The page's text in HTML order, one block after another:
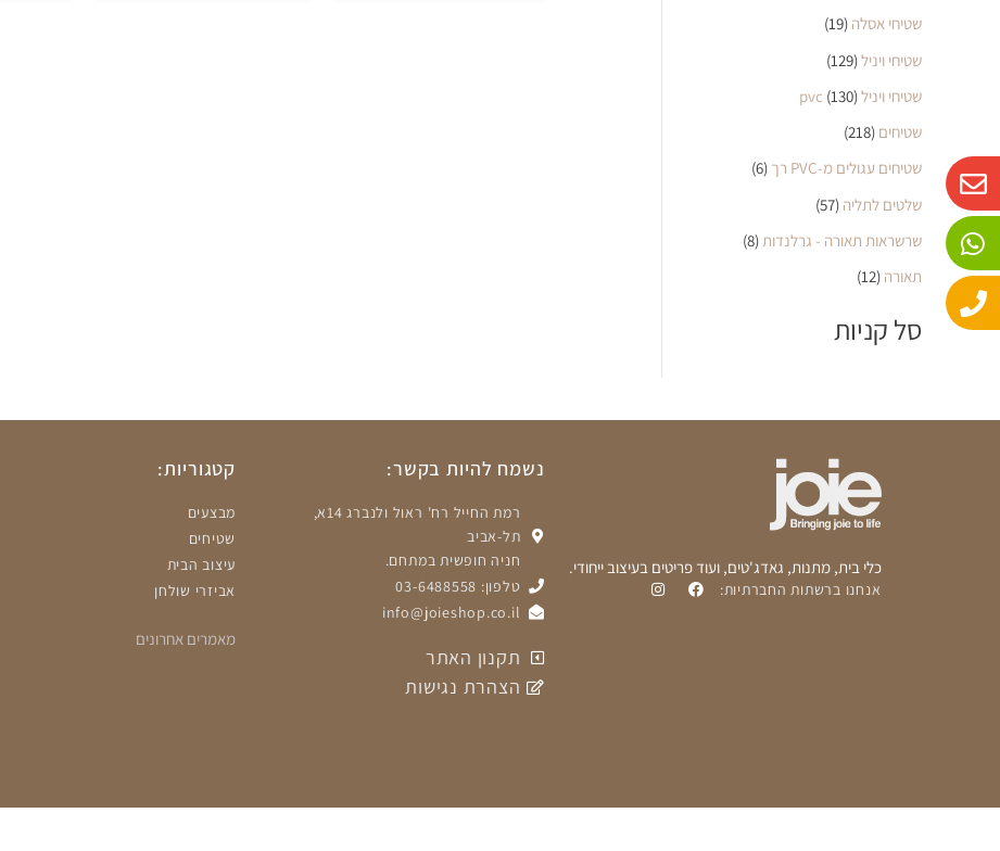
שטיחי אסלה (19)
שטיחי ויניל(129)
שטיחי ויניל pvc(130)
שטיחים (218)
שטיחים עגולים מ-PVC רך
(6)
שלטים לתליה (57)
שרשראות תאורה - גרלנדות (8)
תאורה (12)
סל קניות
כלי בית, מתנות, גאדג'טים, ועוד פריטים בעיצוב ייחודי.
אנחנו ברשתות החברתיות:
נשמח להיות בקשר:
רמת החייל רח' ראול ולנברג 14א,
תל-אביב
חניה חופשית במתחם.
טלפון: 03-6488558
info@joieshop.co.il
תקנון האתר
הצהרת נגישות
קטגוריות:
מבצעים
שטיחים
עיצוב הבית
אביזרי שולחן
מאמרים אחרונים
E
n
v
e
l
o
p
W
h
a
t
s
a
p
P
h
o
n
e